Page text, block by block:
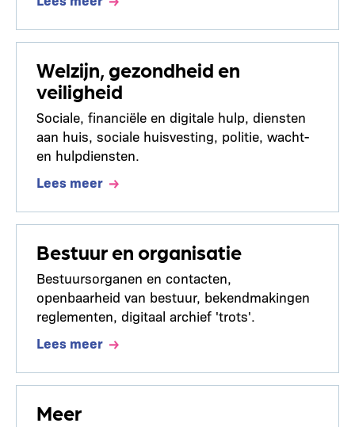
Welzijn, gezondheid en
veiligheid
Sociale, financiële en digitale hulp, diensten
aan huis, sociale huisvesting, politie, wacht-
en hulpdiensten.
Lees meer
Bestuur en organisatie
Bestuursorganen en contacten,
openbaarheid van bestuur, bekendmakingen
reglementen, digitaal archief 'trots'.
Lees meer
Meer